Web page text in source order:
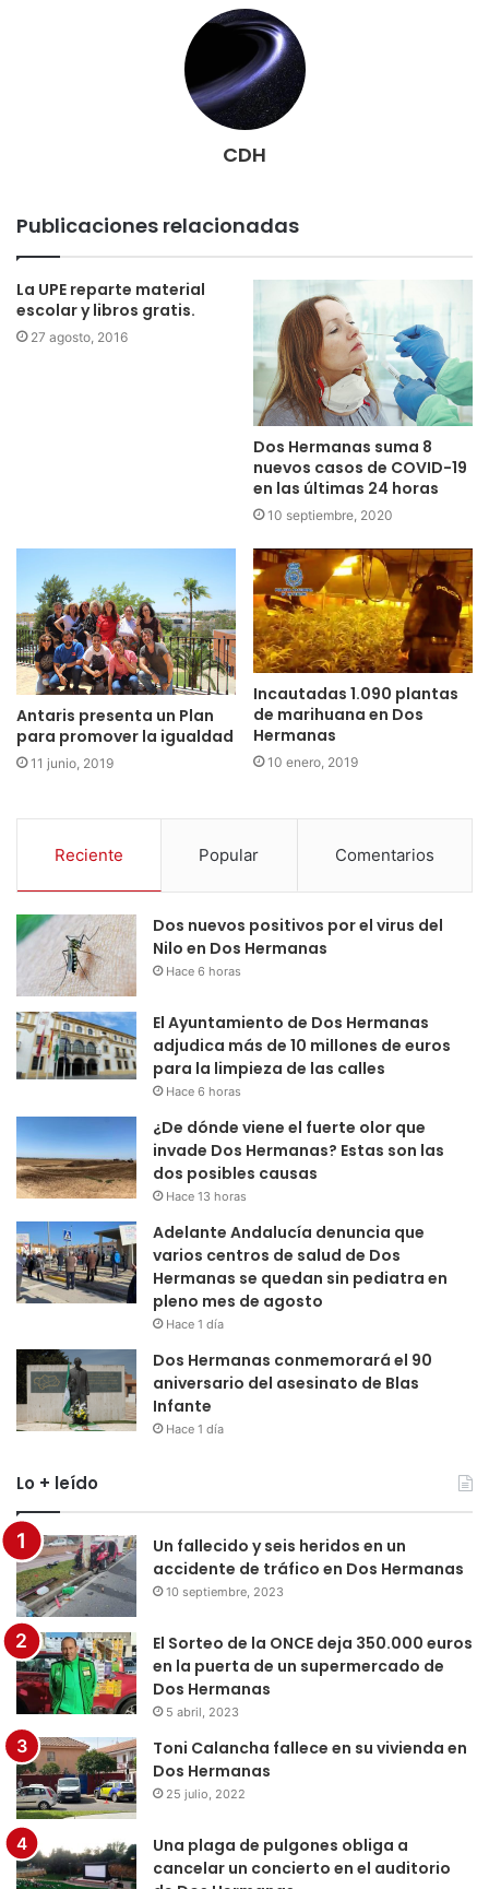
CDH
Publicaciones relacionadas
La UPE reparte material
escolar y libros gratis.
27 agosto, 2016
Dos Hermanas suma 8
nuevos casos de COVID-19
en las últimas 24 horas
10 septiembre, 2020
Antaris presenta un Plan
para promover la igualdad
11 junio, 2019
Incautadas 1.090 plantas
de marihuana en Dos
Hermanas
10 enero, 2019
Reciente Popular Comentarios
Dos nuevos positivos por el virus del
Nilo en Dos Hermanas
Hace 6 horas
El Ayuntamiento de Dos Hermanas
adjudica más de 10 millones de euros
para la limpieza de las calles
Hace 6 horas
¿De dónde viene el fuerte olor que
invade Dos Hermanas? Estas son las
dos posibles causas
Hace 13 horas
Adelante Andalucía denuncia que
varios centros de salud de Dos
Hermanas se quedan sin pediatra en
pleno mes de agosto
Hace 1 día
Dos Hermanas conmemorará el 90
aniversario del asesinato de Blas
Infante
Hace 1 día
Lo + leído
Un fallecido y seis heridos en un
accidente de tráfico en Dos Hermanas
10 septiembre, 2023
El Sorteo de la ONCE deja 350.000 euros
en la puerta de un supermercado de
Dos Hermanas
5 abril, 2023
Toni Calancha fallece en su vivienda en
Dos Hermanas
25 julio, 2022
Una plaga de pulgones obliga a
cancelar un concierto en el auditorio